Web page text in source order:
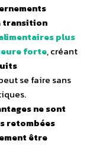
transition
plus
forte, créant
se faire sans
ne sont
retombées
être